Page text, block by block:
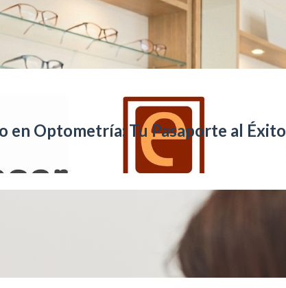
en Optometría: Tu Pasaporte al Éxito